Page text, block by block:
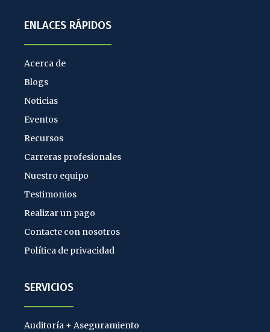
ENLACES RÁPIDOS
Acerca de
Blogs
Noticias
Eventos
Recursos
Carreras profesionales
Nuestro equipo
Testimonios
Realizar un pago
Contacte con nosotros
Política de privacidad
SERVICIOS
Auditoría + Aseguramiento